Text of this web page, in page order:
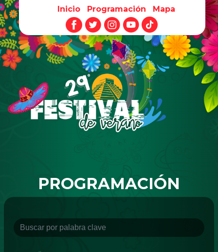
Pasar al contenido principal
Inicio Programación Mapa
PROGRAMACIÓN